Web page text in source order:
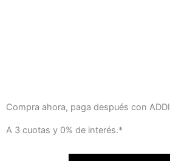
Compra ahora, paga después con ADDI
A 3 cuotas y 0% de interés.*